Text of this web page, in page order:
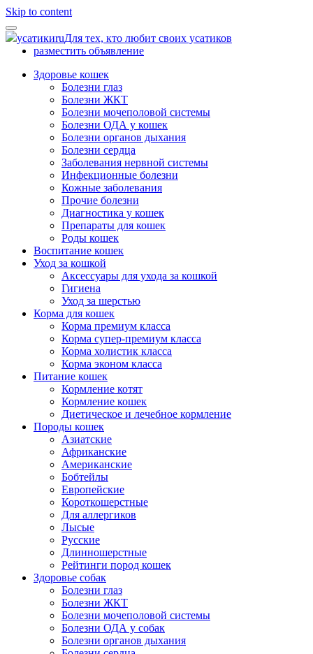
Skip to content
усатикиruДля тех, кто любит своих усатиков
разместить объявление
Здоровье кошек
Болезни глаз
Болезни ЖКТ
Болезни мочеполовой системы
Болезни ОДА у кошек
Болезни органов дыхания
Болезни сердца
Заболевания нервной системы
Инфекционные болезни
Кожные заболевания
Прочие болезни
Диагностика у кошек
Препараты для кошек
Роды кошек
Воспитание кошек
Уход за кошкой
Аксессуары для ухода за кошкой
Гигиена
Уход за шерстью
Корма для кошек
Корма премиум класса
Корма супер-премиум класса
Корма холистик класса
Корма эконом класса
Питание кошек
Кормление котят
Кормление кошек
Диетическое и лечебное кормление
Породы кошек
Азиатские
Африканские
Американские
Бобтейлы
Европейские
Короткошерстные
Для аллергиков
Лысые
Русские
Длинношерстные
Рейтинги пород кошек
Здоровье собак
Болезни глаз
Болезни ЖКТ
Болезни мочеполовой системы
Болезни ОДА у собак
Болезни органов дыхания